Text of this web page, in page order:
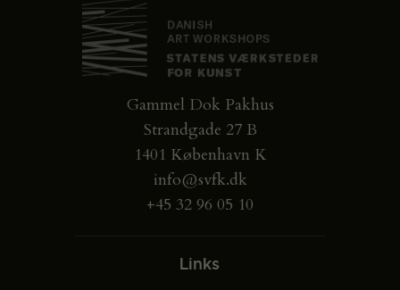
Gammel Dok Pakhus
Strandgade 27 B
1401 København K
info@svfk.dk
+45 32 96 05 10
Links